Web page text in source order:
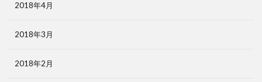
2018年4月
2018年3月
2018年2月